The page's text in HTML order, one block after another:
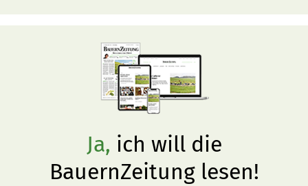
Ja, ich will die
BauernZeitung lesen!